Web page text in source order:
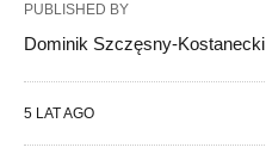
PUBLISHED BY
Dominik Szczęsny-Kostanecki
5 LAT AGO